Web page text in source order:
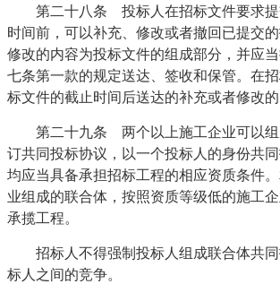
第二十八条 投标人在招标文件要求提
时间前，可以补充、修改或者撤回已提交的
修改的内容为投标文件的组成部分，并应
七条第一款的规定送达、签收和保管。在
标文件的截止时间后送达的补充或者修改的
第二十九条 两个以上施工企业可以
订共同投标协议，以一个投标人的身份共
均应当具备承担招标工程的相应资质条件
业组成的联合体，按照资质等级低的施工
承揽工程。
招标人不得强制投标人组成联合体共
标人之间的竞争。